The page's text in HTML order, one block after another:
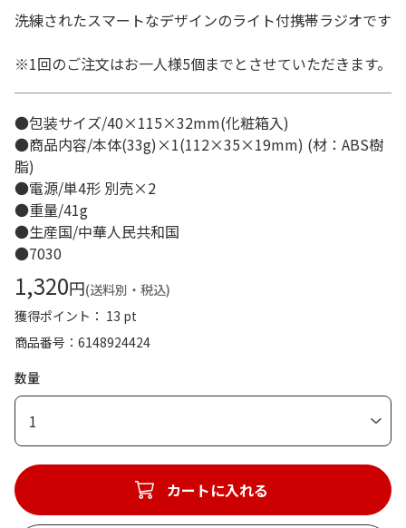
洗練されたスマートなデザインのライト付携帯ラジオです
※1回のご注文はお一人様5個までとさせていただきます。
●包装サイズ/40×115×32mm(化粧箱入)
●商品内容/本体(33g)×1(112×35×19mm) (材：ABS樹
脂)
●電源/単4形 別売×2
●重量/41g
●生産国/中華人民共和国
●7030
1,320円(送料別・税込)
獲得ポイント： 13 pt
商品番号
6148924424
数量
1
カートに入れる